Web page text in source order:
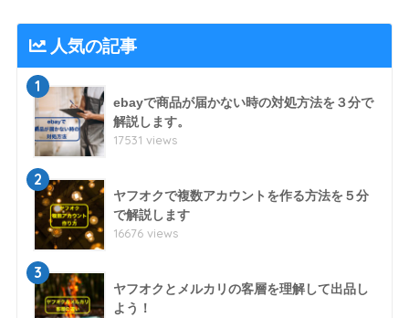
人気の記事
1
ebayで商品が届かない時の対処方法を３分で
解説します。
17531 views
2
ヤフオクで複数アカウントを作る方法を５分
で解説します
16676 views
3
ヤフオクとメルカリの客層を理解して出品し
よう！